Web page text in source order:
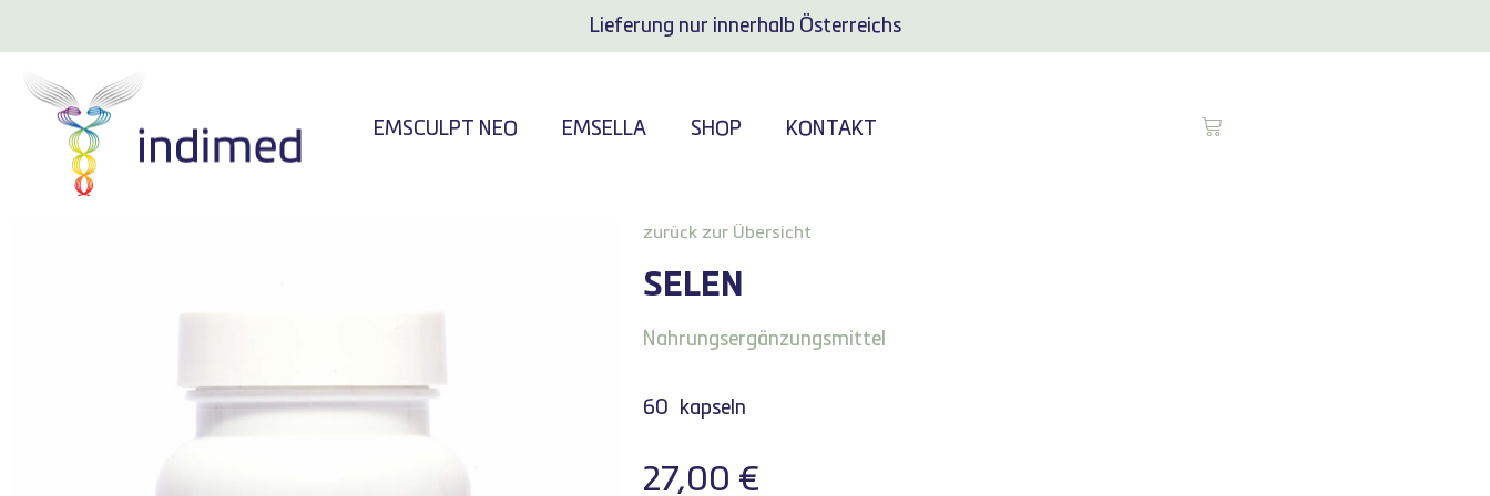
Lieferung nur innerhalb Österreichs
EMSCULPT NEO EMSELLA SHOP KONTAKT
zurück zur Übersicht
SELEN
Nahrungsergänzungsmittel
60 kapseln
27,00 €